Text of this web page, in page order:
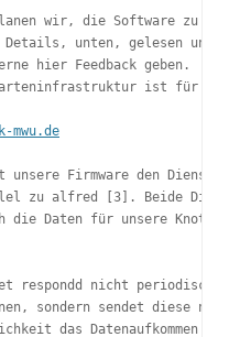
wir, die Software zu
Details, unten, gelesen und
hier Feedback geben.
ist für
Firmware den Dienst
zu alfred [3]. Beide
die Daten für unsere
respondd nicht periodisch
sondern sendet diese nur
das Datenaufkommen